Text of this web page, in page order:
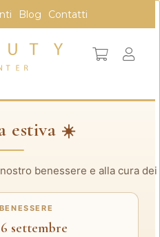
Blog Contatti
estiva ☀️
benessere e alla cura
settembre